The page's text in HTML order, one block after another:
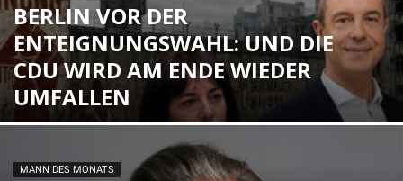
BERLIN VOR DER
ENTEIGNUNGSWAHL: UND DIE
CDU WIRD AM ENDE WIEDER
UMFALLEN
MANN DES MONATS